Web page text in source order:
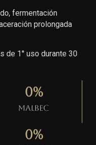
fermentación
prolongada
de 1° uso durante 30
Malbec
0%
0%